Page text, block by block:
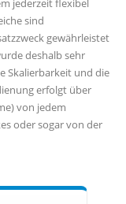
jederzeit flexibel
sind
gewährleistet
deshalb sehr
Skalierbarkeit und die
erfolgt über
von jedem
oder sogar von der